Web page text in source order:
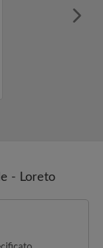
- Loreto